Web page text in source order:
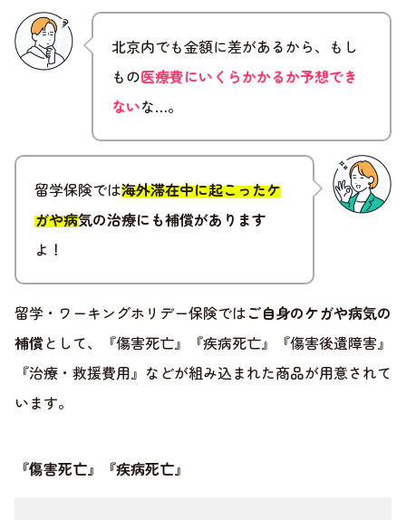
北京内でも金額に差があるから、もし
もの医療費にいくらかかるか予想でき
ないな…。
留学保険では海外滞在中に起こったケ
ガや病気の治療にも補償があります
よ！
留学・ワーキングホリデー保険ではご自身のケガや病気の
補償として、『傷害死亡』『疾病死亡』『傷害後遺障害』
『治療・救援費用』などが組み込まれた商品が用意されて
います。
『傷害死亡』『疾病死亡』